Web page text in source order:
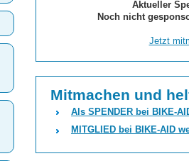
Aktueller
Noch nicht
Jetzt
Mitmachen und
Als SPENDER bei BIKE-
MITGLIED bei BIKE-AID